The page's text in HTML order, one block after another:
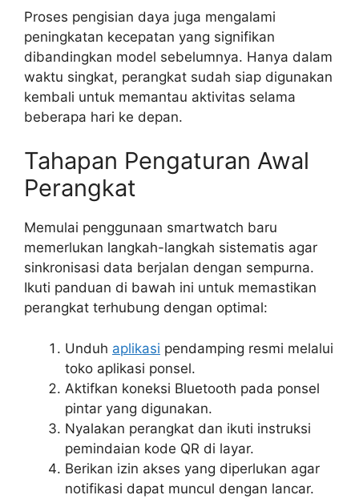
Proses pengisian daya juga mengalami
peningkatan kecepatan yang signifikan
dibandingkan model sebelumnya. Hanya dalam
waktu singkat, perangkat sudah siap digunakan
kembali untuk memantau aktivitas selama
beberapa hari ke depan.
Tahapan Pengaturan Awal
Perangkat
Memulai penggunaan smartwatch baru
memerlukan langkah-langkah sistematis agar
sinkronisasi data berjalan dengan sempurna.
Ikuti panduan di bawah ini untuk memastikan
perangkat terhubung dengan optimal:
Unduh aplikasi pendamping resmi melalui
toko aplikasi ponsel.
Aktifkan koneksi Bluetooth pada ponsel
pintar yang digunakan.
Nyalakan perangkat dan ikuti instruksi
pemindaian kode QR di layar.
Berikan izin akses yang diperlukan agar
notifikasi dapat muncul dengan lancar.